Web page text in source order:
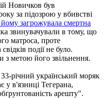
Новичков був
за підозрою у вбивстві
йому загрожувала смертна
звинувачували в тому, що
матроса, проте
події не було.
з метою його звільнення.
річний український моряк
у в'язниці Тегерана,
арешту".